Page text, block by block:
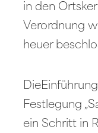
in den
Verordnung
heuer
Festlegung
ein Schritt in